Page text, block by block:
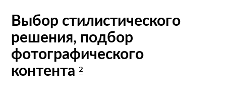
Выбор стилистического
решения, подбор
фотографического
контента 2